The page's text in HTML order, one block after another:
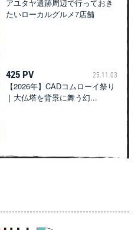
アユタヤ遺跡周辺で行っておき
たいローカルグルメ7店舗
425 PV 25.11.03
【2026年】CADコムローイ祭り
｜大仏塔を背景に舞う幻...